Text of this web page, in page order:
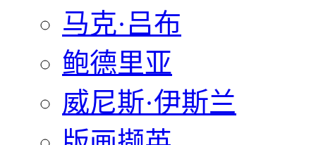
马克·吕布
鲍德里亚
威尼斯·伊斯兰